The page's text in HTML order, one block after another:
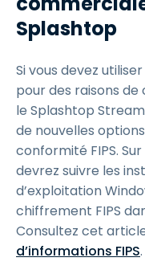
Splashtop
Si vous devez
pour des raisons
le Splashtop
de nouvelles
conformité FIPS.
devrez suivre les
d’exploitation
chiffrement FIPS
Consultez cet
d’informations FIPS.